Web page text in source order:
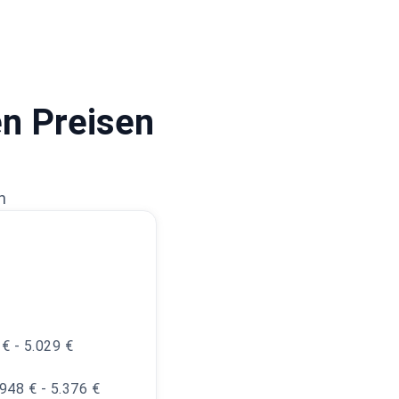
Preisen
- 5.029 €
€ - 5.376 €